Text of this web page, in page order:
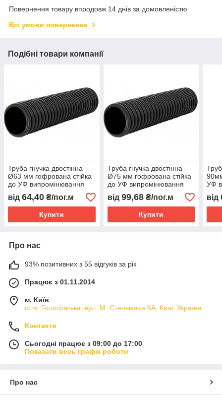
Повернення товару впродовж 14 днів за домовленістю
Всі умови повернення
Подібні товари компанії
Труба гнучка двостінна
Ø63 мм гофрована стійка
до УФ випромінювання
KOPOFLEX Копос KF
09063_UVFA
від 64,40 ₴/пог.м
Купити
Труба гнучка двостінна
Ø75 мм гофрована стійка
до УФ випромінювання
KOPOFLEX Копос KF
09075_UVFA
від 99,68₴/пог.м
Купити
УФ
від
Про нас
93% позитивних з 55 відгуків за рік
Працює з 01.11.2014
м. Київ
ст.м. Голосіївська, вул. М. Стельмаха 6А, Київ, Україна
Контакти
Сьогодні працює з 09:00 до 17:00
Показати весь графік роботи
Про нас